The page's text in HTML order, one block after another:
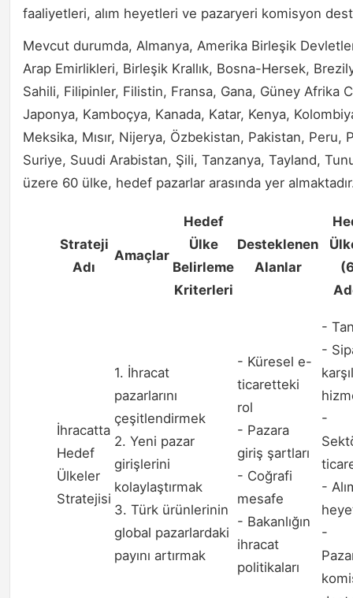
faaliyetleri, alım heyetleri ve pazaryeri komisyon
Mevcut durumda, Almanya, Amerika Birleşik
Arap Emirlikleri, Birleşik Krallık, Bosna-Hersek,
Sahili, Filipinler, Filistin, Fransa, Gana, Güney Afrika
Japonya, Kamboçya, Kanada, Katar, Kenya,
Meksika, Mısır, Nijerya, Özbekistan, Pakistan,
Suriye, Suudi Arabistan, Şili, Tanzanya, Tayland,
üzere 60 ülke, hedef pazarlar arasında yer
Strateji
Adı
Amaçlar
Hedef
Ülke
Belirleme
Kriterleri
Desteklenen
Alanlar
İhracatta
Hedef
Ülkeler
Stratejisi
1. İhracat
pazarlarını
çeşitlendirmek
2. Yeni pazar
girişlerini
kolaylaştırmak
3. Türk ürünlerinin
global pazarlardaki
payını artırmak
- Küresel e-
ticaretteki
rol
- Pazara
giriş şartları
- Coğrafi
mesafe
- Bakanlığın
ihracat
politikaları
-
-
-
-
-